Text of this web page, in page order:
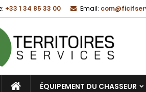
+33 1 34 85 33 00 Email:
ACCUEILÉQUIPEMENT DU CHASSEUR